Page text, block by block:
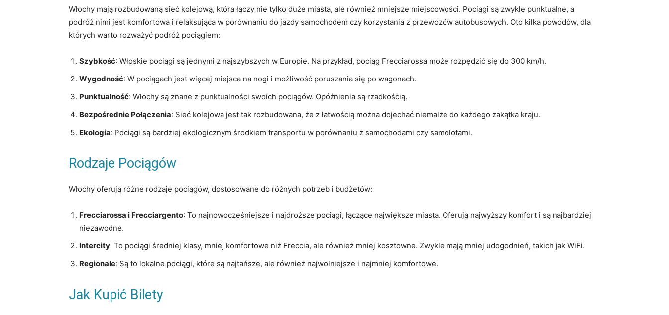
Włochy mają rozbudowaną sieć kolejową, która łączy nie tylko duże miasta, ale również mniejsze miejscowości. Pociągi są zwykle punktualne, a
podróż nimi jest komfortowa i relaksująca w porównaniu do jazdy samochodem czy korzystania z przewozów autobusowych. Oto kilka powodów, dla
których warto rozważyć podróż pociągiem:
Szybkość: Włoskie pociągi są jednymi z najszybszych w Europie. Na przykład, pociąg Frecciarossa może rozpędzić się do 300 km/h.
Wygodność: W pociągach jest więcej miejsca na nogi i możliwość poruszania się po wagonach.
Punktualność: Włochy są znane z punktualności swoich pociągów. Opóźnienia są rzadkością.
Bezpośrednie Połączenia: Sieć kolejowa jest tak rozbudowana, że z łatwością można dojechać niemalże do każdego zakątka kraju.
Ekologia: Pociągi są bardziej ekologicznym środkiem transportu w porównaniu z samochodami czy samolotami.
Rodzaje Pociągów
Włochy oferują różne rodzaje pociągów, dostosowane do różnych potrzeb i budżetów:
Frecciarossa i Frecciargento: To najnowocześniejsze i najdroższe pociągi, łączące największe miasta. Oferują najwyższy komfort i są najbardziej
niezawodne.
Intercity: To pociągi średniej klasy, mniej komfortowe niż Freccia, ale również mniej kosztowne. Zwykle mają mniej udogodnień, takich jak WiFi.
Regionale: Są to lokalne pociągi, które są najtańsze, ale również najwolniejsze i najmniej komfortowe.
Jak Kupić Bilety